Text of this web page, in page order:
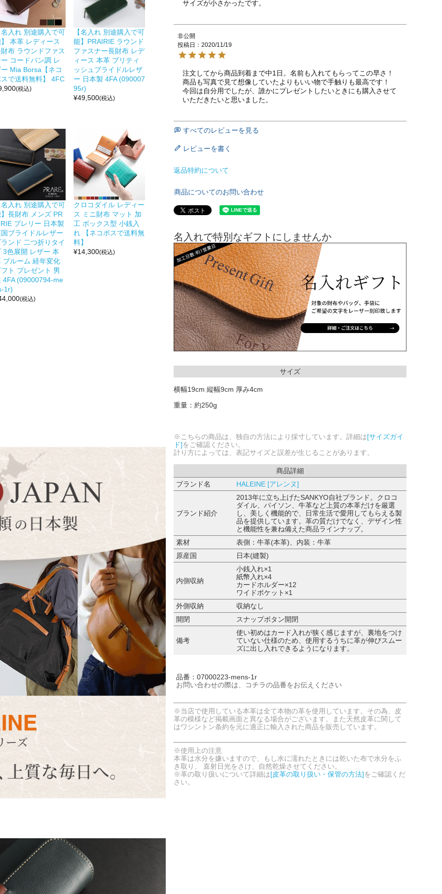
入れ 別途購入で可
本革 レディース
布 ラウンドファス
コードバン調 レ
Mia Borsa【ネコ
で送料無料】 4FC
(税込)
【名入れ 別途購入で可
能】PRAIRIE ラウンド
ファスナー長財布 レデ
ィース 本革 ブリティ
ッシュブライドルレザ
ー 日本製 4FA (090007
95r)
¥49,500(税込)
入れ 別途購入で可
長財布 メンズ PR
プレリー 日本製
ブライドルレザー
ンド 二つ折りタイ
3色展開 レザー 本
ブルーム 経年変化
ト プレゼント 男
4FA (09000794-me
1r)
(税込)
クロコダイル レディー
ス ミニ財布 マット 加
工 ボックス型 小銭入
れ 【ネコポスで送料無
料】
¥14,300(税込)
サイズが小さかったです。
非公開
投稿日
2020/11/19
注文してから商品到着まで中1日。名前も入れてもらってこの早さ！
商品も写真で見て想像していたよりもいい物で手触りも最高です！
今回は自分用でしたが、誰かにプレゼントしたいときにも購入させて
いただきたいと思いました。
すべてのレビューを見る
レビューを書く
返品特約について
商品についてのお問い合わせ
名入れで特別なギフトにしませんか
サイズ
横幅19cm 縦幅9cm 厚み4cm
重量：約250g
※こちらの商品は、独自の方法により採寸しています。詳細は[サイズガイ
ド]をご確認ください。
計り方によっては、表記サイズと誤差が生じることがあります。
商品詳細
ブランド名
HALEINE [アレンヌ]
ブランド紹介
2013年に立ち上げたSANKYO自社ブランド。クロコ
ダイル、パイソン、牛革など上質の本革だけを厳選
し、美しく機能的で、日常生活で愛用してもらえる製
品を提供しています。革の質だけでなく、デザイン性
と機能性を兼ね備えた商品ラインナップ。
素材
表側：牛革(本革)、内装：牛革
原産国
日本(縫製)
内側収納
小銭入れ×1
紙幣入れ×4
カードホルダー×12
ワイドポケット×1
外側収納
収納なし
開閉
スナップボタン開閉
備考
使い初めはカード入れが狭く感じますが、裏地をつけ
ていない仕様のため、使用するうちに革が伸びスムー
ズに出し入れできるようになります。
品番：07000223-mens-1r
お問い合わせの際は、コチラの品番をお伝えください
※当店で使用している本革は全て本物の革を使用しています。その為、皮
革の模様など掲載画面と異なる場合がございます。また天然皮革に関して
はワシントン条約を元に適正に輸入された商品を販売しています。
※使用上の注意
本革は水分を嫌いますので、もし水に濡れたときには乾いた布で水分をふ
き取り、 直射日光をさけ、自然乾燥させてください。
※革の取り扱いについて詳細は[皮革の取り扱い・保管の方法]をご確認くだ
さい。